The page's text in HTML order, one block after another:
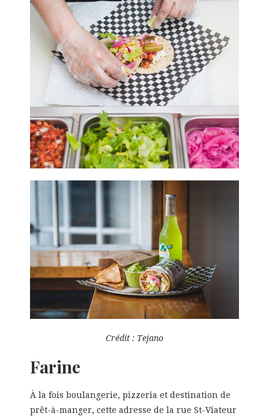
Crédit : Tejano
Farine
À la fois boulangerie, pizzeria et destination de
prêt-à-manger, cette adresse de la rue St-Viateur